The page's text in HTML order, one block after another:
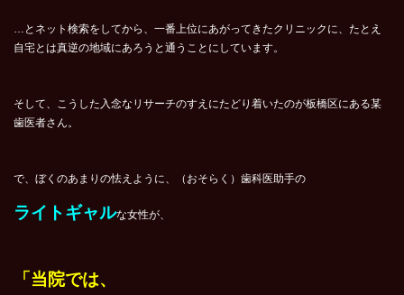
…とネット検索をしてから、一番上位にあがってきたクリニックに、たとえ
自宅とは真逆の地域にあろうと通うことにしています。
そして、こうした入念なリサーチのすえにたどり着いたのが板橋区にある某
歯医者さん。
で、ぼくのあまりの怯えように、（おそらく）歯科医助手の
ライトギャルな女性が、
「当院では、